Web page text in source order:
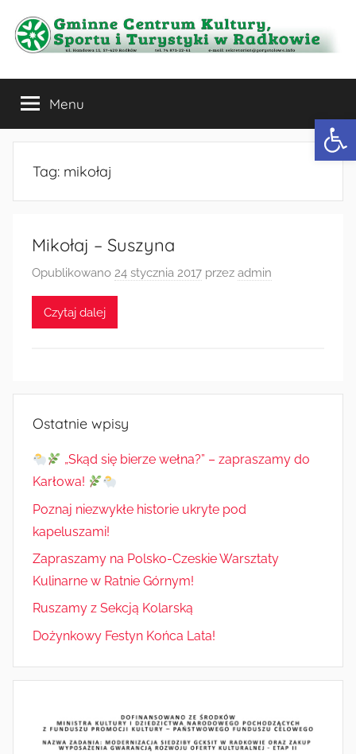
treści
Gminne
Centrum
Kultury,
Sportu
Turystyki
Menu
Tag: mikołaj
Mikołaj – Suszyna
Opublikowano 24 stycznia 2017 przez admin
Czytaj dalej
Ostatnie wpisy
„Skąd się bierze wełna?” – zapraszamy do
Karłowa!
Poznaj niezwykłe historie ukryte pod
kapeluszami!
Zapraszamy na Polsko-Czeskie Warsztaty
Kulinarne w Ratnie Górnym!
Ruszamy z Sekcją Kolarską
Dożynkowy Festyn Końca Lata!